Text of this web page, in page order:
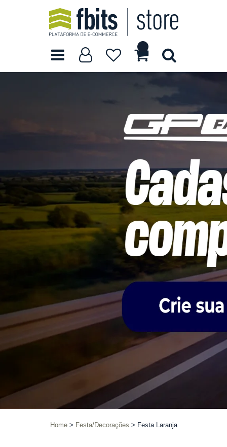
Home Festa/Decorações Festa Laranja